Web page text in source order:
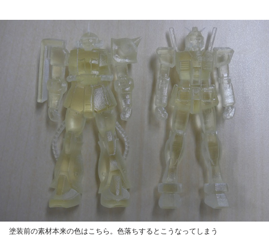
塗装前の素材本来の色はこちら。色落ちするとこうなってしまう